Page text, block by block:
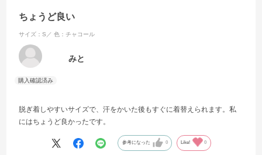
ちょうど良い
サイズ：S／ 色：チャコール
みと
脱ぎ着しやすいサイズで、汗をかいた後もすぐに着替えられます。私
にはちょうど良かったです。
参考になった 0 Like! 0